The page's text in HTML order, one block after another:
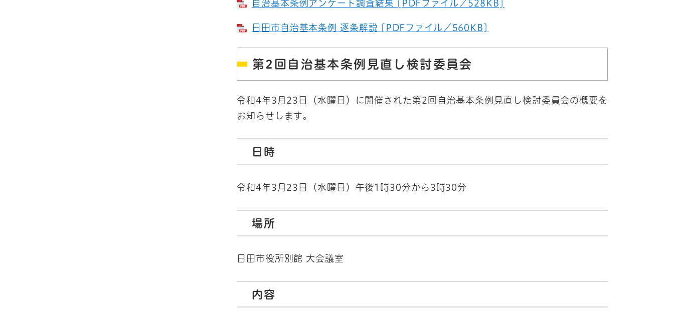
自治基本条例アンケート調査結果 [PDFファイル／528KB]
日田市自治基本条例 逐条解説 [PDFファイル／560KB]
第2回自治基本条例見直し検討委員会
令和4年3月23日（水曜日）に開催された第2回自治基本条例見直し検討委員会の概要を
お知らせします。
日時
令和4年3月23日（水曜日）午後1時30分から3時30分
場所
日田市役所別館 大会議室
内容